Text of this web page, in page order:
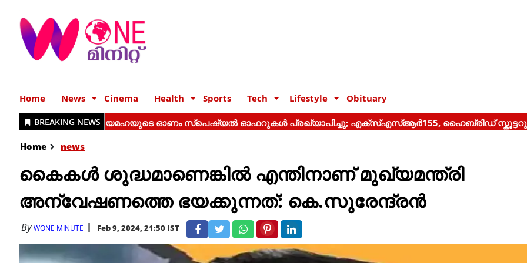
Home News Cinema Health Sports Tech Lifestyle Obituary
Home news
കൈകൾ ശുദ്ധമാണെങ്കിൽ എന്തിനാണ് മുഖ്യമന്ത്രി
അന്വേഷണത്തെ ഭയക്കുന്നത്: കെ.സുരേന്ദ്രൻ
ByWONE MINUTE Feb 9, 2024, 21:50 IST